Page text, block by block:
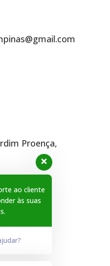
Proença,
ao cliente
às suas